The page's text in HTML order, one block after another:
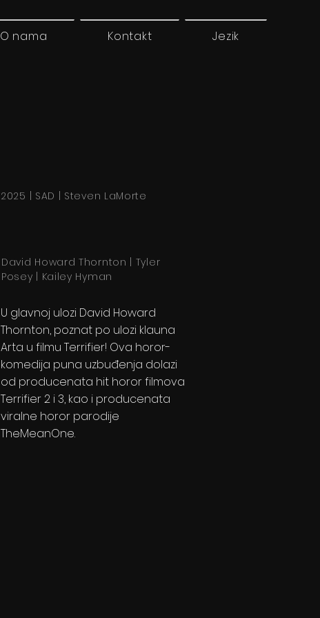
O nama Kontakt Jezik
2025 | SAD | Steven LaMorte
David Howard Thornton | Tyler
Posey | Kailey Hyman
U glavnoj ulozi David Howard
Thornton, poznat po ulozi klauna
Arta u filmu Terrifier! Ova horor-
komedija puna uzbuđenja dolazi
od producenata hit horor filmova
Terrifier 2 i 3, kao i producenata
viralne horor parodije
TheMeanOne.